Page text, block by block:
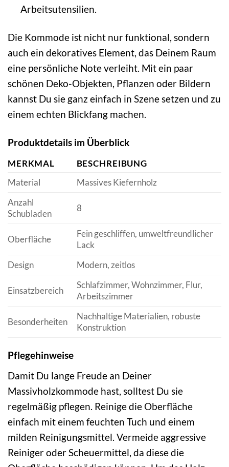
Arbeitsutensilien.
Die Kommode ist nicht nur funktional, sondern
auch ein dekoratives Element, das Deinem Raum
eine persönliche Note verleiht. Mit ein paar
schönen Deko-Objekten, Pflanzen oder Bildern
kannst Du sie ganz einfach in Szene setzen und zu
einem echten Blickfang machen.
Produktdetails im Überblick
MERKMAL
BESCHREIBUNG
Material
Massives Kiefernholz
Anzahl
Schubladen
8
Oberfläche
Fein geschliffen, umweltfreundlicher
Lack
Design
Modern, zeitlos
Einsatzbereich
Schlafzimmer, Wohnzimmer, Flur,
Arbeitszimmer
Besonderheiten
Nachhaltige Materialien, robuste
Konstruktion
Pflegehinweise
Damit Du lange Freude an Deiner
Massivholzkommode hast, solltest Du sie
regelmäßig pflegen. Reinige die Oberfläche
einfach mit einem feuchten Tuch und einem
milden Reinigungsmittel. Vermeide aggressive
Reiniger oder Scheuermittel, da diese die